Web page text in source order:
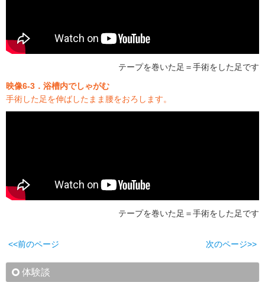
テープを巻いた足＝手術をした足です
映像6-3．浴槽内でしゃがむ
手術した足を伸ばしたまま腰をおろします。
テープを巻いた足＝手術をした足です
<<前のページ 次のページ>>
体験談